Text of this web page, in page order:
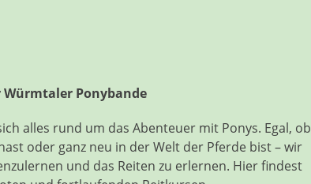
Ponybande
alles rund um das Abenteuer mit Ponys. Egal, ob
oder ganz neu in der Welt der Pferde bist – wir
und das Reiten zu erlernen. Hier findest